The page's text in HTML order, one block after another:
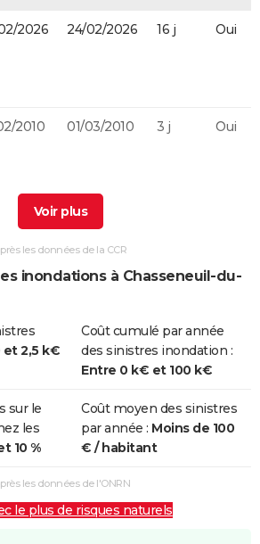
2026 24/02/2026 16 j Oui
2010 01/03/2010 3 j Oui
2006 04/03/2006
1999 12/07/1999 1 j Oui
1995 31/01/1995 15 j
les données de la CCR
inondations à Chasseneuil-du-
et 2,5 k€
Coût cumulé par année
des sinistres inondation :
Entre 0 k€ et 100 k€
sur le
les
10 %
Coût moyen des sinistres
par année : Moins de 100
€ / habitant
les données de l'ONRN
le plus de risques naturels